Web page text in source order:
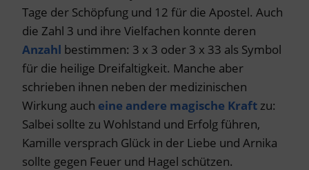
Tage der Schöpfung und 12 für die Apostel. Auch
die Zahl 3 und ihre Vielfachen konnte deren
Anzahl bestimmen: 3 x 3 oder 3 x 33 als Symbol
für die heilige Dreifaltigkeit. Manche aber
schrieben ihnen neben der medizinischen
Wirkung auch eine andere magische Kraft zu:
Salbei sollte zu Wohlstand und Erfolg führen,
Kamille versprach Glück in der Liebe und Arnika
sollte gegen Feuer und Hagel schützen.